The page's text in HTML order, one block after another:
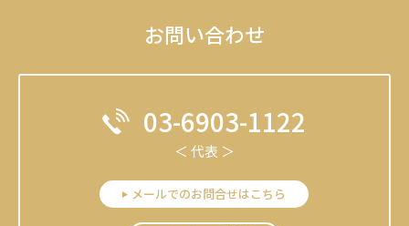
お問い合わせ
03-6903-1122
＜ 代表 ＞
メールでのお問合せはこちら